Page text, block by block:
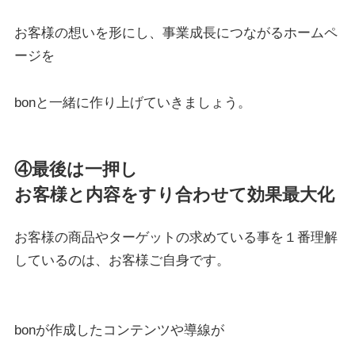
お客様の想いを形にし、事業成長につながるホームペ
ージを
bonと一緒に作り上げていきましょう。
④最後は一押し
お客様と内容をすり合わせて効果最大化
お客様の商品やターゲットの求めている事を１番理解
しているのは、お客様ご自身です。
bonが作成したコンテンツや導線が